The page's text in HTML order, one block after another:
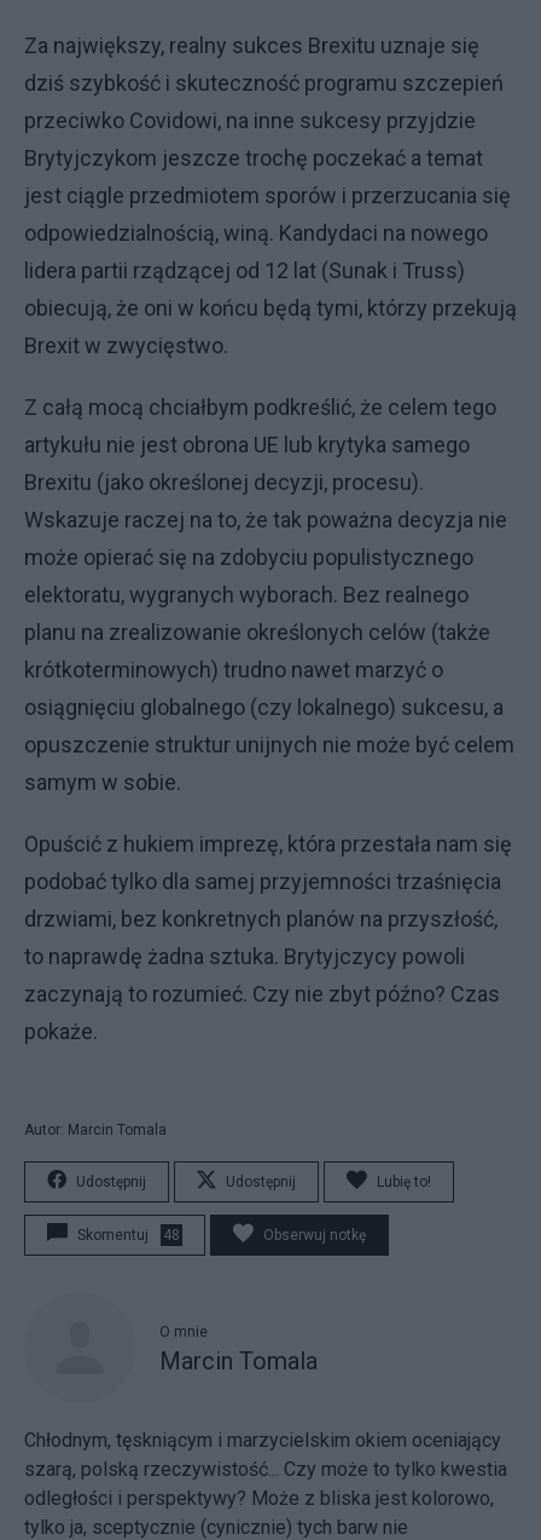
Za największy, realny sukces Brexitu uznaje się
dziś szybkość i skuteczność programu szczepień
przeciwko Covidowi, na inne sukcesy przyjdzie
Brytyjczykom jeszcze trochę poczekać a temat
jest ciągle przedmiotem sporów i przerzucania się
odpowiedzialnością, winą. Kandydaci na nowego
lidera partii rządzącej od 12 lat (Sunak i Truss)
obiecują, że oni w końcu będą tymi, którzy przekują
Brexit w zwycięstwo.
Z całą mocą chciałbym podkreślić, że celem tego
artykułu nie jest obrona UE lub krytyka samego
Brexitu (jako określonej decyzji, procesu).
Wskazuje raczej na to, że tak poważna decyzja nie
może opierać się na zdobyciu populistycznego
elektoratu, wygranych wyborach. Bez realnego
planu na zrealizowanie określonych celów (także
krótkoterminowych) trudno nawet marzyć o
osiągnięciu globalnego (czy lokalnego) sukcesu, a
opuszczenie struktur unijnych nie może być celem
samym w sobie.
Opuścić z hukiem imprezę, która przestała nam się
podobać tylko dla samej przyjemności trzaśnięcia
drzwiami, bez konkretnych planów na przyszłość,
to naprawdę żadna sztuka. Brytyjczycy powoli
zaczynają to rozumieć. Czy nie zbyt późno? Czas
pokaże.
Autor: Marcin Tomala
Udostępnij Udostępnij Lubię to!
Skomentuj 48 Obserwuj notkę
O mnie
Marcin Tomala
Chłodnym, tęskniącym i marzycielskim okiem oceniający
szarą, polską rzeczywistość... Czy może to tylko kwestia
odległości i perspektywy? Może z bliska jest kolorowo,
tylko ja, sceptycznie (cynicznie) tych barw nie